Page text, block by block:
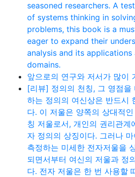
seasoned researchers. A
of systems thinking in
problems, this book is a
eager to expand their
analysis and its applications
domains.
앞으로의 연구와 저서가 많이
[리뷰] 정의의 천칭, 그 영점을
하는 정의의 여신상은 반드시
다. 이 저울은 양쪽의 상대적
칭 저울로서, 개인의 권리관계
자 정의의 상징이다. 그러나
측정하는 미세한 전자저울을
되면서부터 여신의 저울과 정
다. 전자 저울은 한 번 사용할